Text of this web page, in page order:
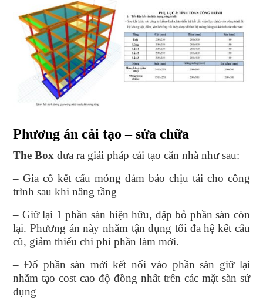
Phương án cải tạo – sửa chữa
The Box đưa ra giải pháp cải tạo căn nhà như sau:
– Gia cố kết cấu móng đảm bảo chịu tải cho công
trình sau khi nâng tầng
– Giữ lại 1 phần sàn hiện hữu, đập bỏ phần sàn còn
lại. Phương án này nhằm tận dụng tối đa hệ kết cấu
cũ, giảm thiểu chi phí phần làm mới.
– Đổ phần sàn mới kết nối vào phần sàn giữ lại
nhằm tạo cost cao độ đồng nhất trên các mặt sàn sử
dụng